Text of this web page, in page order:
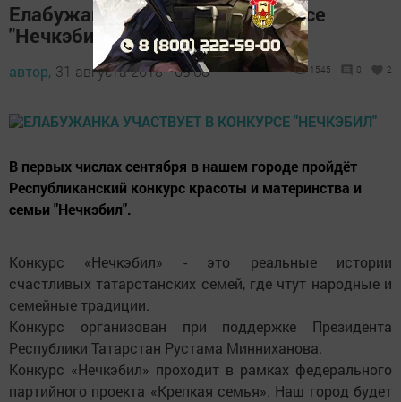
Елабужанка участвует в конкурсе
"Нечкэбил"
автор, 31 августа 2018 - 09:08 1545 0 2
В первых числах сентября в нашем городе пройдёт
Республиканский конкурс красоты и материнства и
семьи "Нечкэбил".
Конкурс «Нечкэбил» - это реальные истории
счастливых татарстанских семей, где чтут народные и
семейные традиции.
Конкурс организован при поддержке Президента
Республики Татарстан Рустама Минниханова.
Конкурс «Нечкэбил» проходит в рамках федерального
партийного проекта «Крепкая семья». Наш город будет